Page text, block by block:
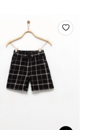
הוסף
למועדפים